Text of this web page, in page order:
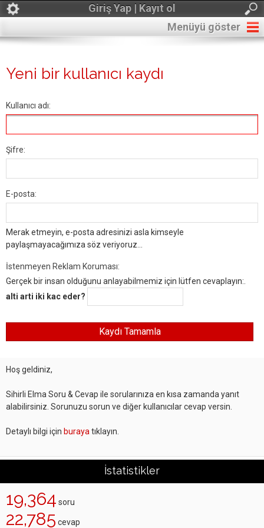
Giriş Yap | Kayıt ol
Menüyü göster
Yeni bir kullanıcı kaydı
Kullanıcı adı:
Şifre:
E-posta:
Merak etmeyin, e-posta adresinizi asla kimseyle
paylaşmayacağımıza söz veriyoruz...
İstenmeyen Reklam Koruması:
Gerçek bir insan olduğunu anlayabilmemiz için lütfen cevaplayın:.
alti arti iki kac eder?
Hoş geldiniz,
Sihirli Elma Soru & Cevap ile sorularınıza en kısa zamanda yanıt
alabilirsiniz. Sorunuzu sorun ve diğer kullanıcılar cevap versin.
Detaylı bilgi için buraya tıklayın.
İstatistikler
19,364 soru
22,785 cevap